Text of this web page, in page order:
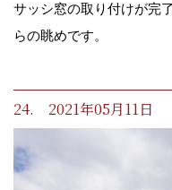
サッシ窓の取り付けが完
らの眺めです。
24. 2021年05月11日